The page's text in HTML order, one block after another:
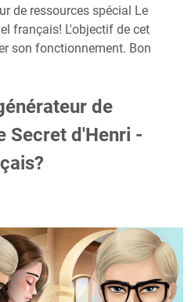
de ressources spécial Le
français! L'objectif de cet
son fonctionnement. Bon
de
Secret d'Henri -